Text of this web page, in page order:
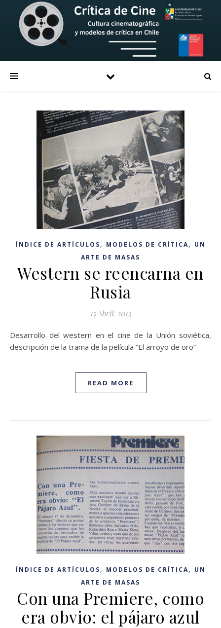
ÍNDICE DE ARTÍCULOS, MODELOS DE CRÍTICA, UN
ARTE DE MASAS
Western se reencarna en
Rusia
15 Abril, 2013
Desarrollo del western en el cine de la Unión soviética,
descripción de la trama de la película “El arroyo de oro”
READ MORE
ÍNDICE DE ARTÍCULOS, MODELOS DE CRÍTICA, UN
ARTE DE MASAS
Con una Premiere, como
era obvio: el pájaro azul